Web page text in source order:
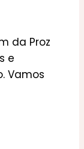
da Proz
e
Vamos